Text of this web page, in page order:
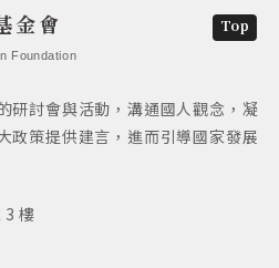
金會
Foundation
研討會與活動，溝通國人觀念，凝
政策提供建言，進而引導國家發展
3 樓
Top